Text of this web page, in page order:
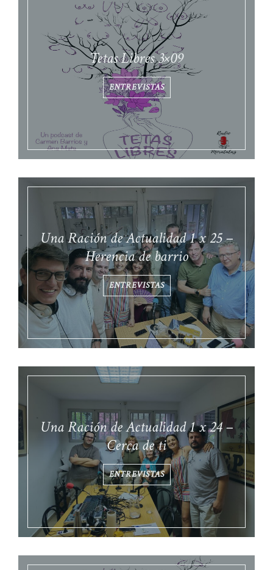
Tetas Libres 3×09
ENTREVISTAS
Una Ración de Actualidad 1 x 25 –
Herencia de barrio
ENTREVISTAS
Una Ración de Actualidad 1 x 24 –
Cerca de ti
ENTREVISTAS